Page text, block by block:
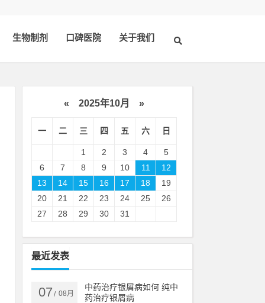
生物制剂 口碑医院 关于我们
« 2025年10月 »
一 二 三 四 五 六 日
1 2 3 4
5
6
7 8 9 10 11
12
13
14 15 16 17 18
19
20
21 22 23 24 25
26
27
28 29 30 31
最近发表
07 / 08月
中药治疗银屑病如何 纯中
药治疗银屑病